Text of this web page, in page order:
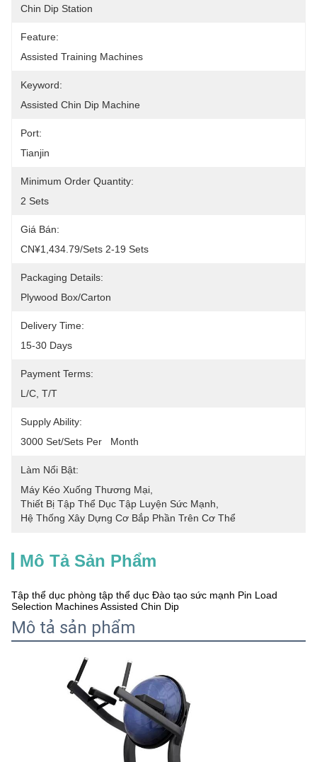
Chin Dip Station
Feature:
Assisted Training Machines
Keyword:
Assisted Chin Dip Machine
Port:
Tianjin
Minimum Order Quantity:
2 Sets
Giá Bán:
CN¥1,434.79/sets 2-19 Sets
Packaging Details:
Plywood Box/carton
Delivery Time:
15-30 Days
Payment Terms:
L/C, T/T
Supply Ability:
3000 Set/Sets Per   Month
Làm Nổi Bật:
Máy Kéo Xuống Thương Mại
Thiết Bị Tập Thể Dục Tập Luyện Sức Mạnh
Hệ Thống Xây Dựng Cơ Bắp Phần Trên Cơ Thể
Mô Tả Sản Phẩm
Tập thể dục phòng tập thể dục Đào tạo sức mạnh Pin Load
Selection Machines Assisted Chin Dip
Mô tả sản phẩm